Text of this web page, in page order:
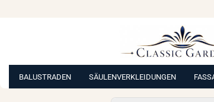
BALUSTRADEN SÄULENVERKLEIDUNGEN